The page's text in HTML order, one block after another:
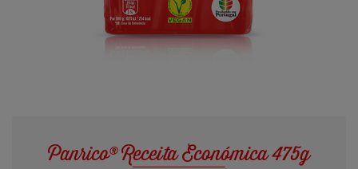
Panrico® Receita Económica 475g